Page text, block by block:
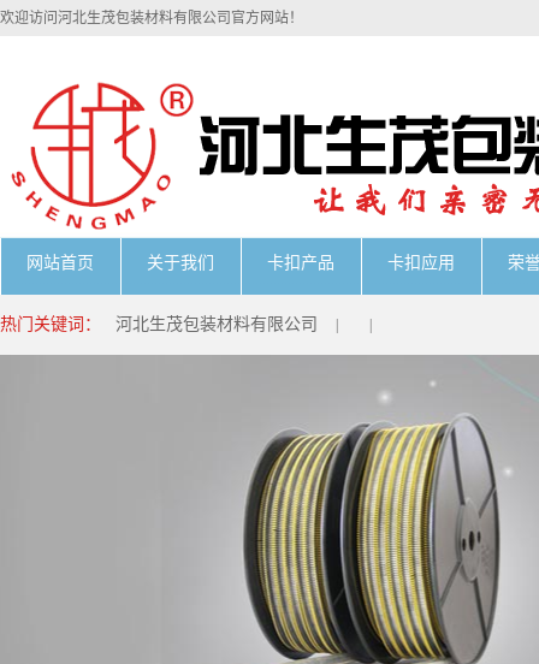
欢迎访问河北生茂包装材料有限公司官方网站！
网站首页 关于我们 卡扣产品 卡扣应用 荣
热门关键词： 河北生茂包装材料有限公司